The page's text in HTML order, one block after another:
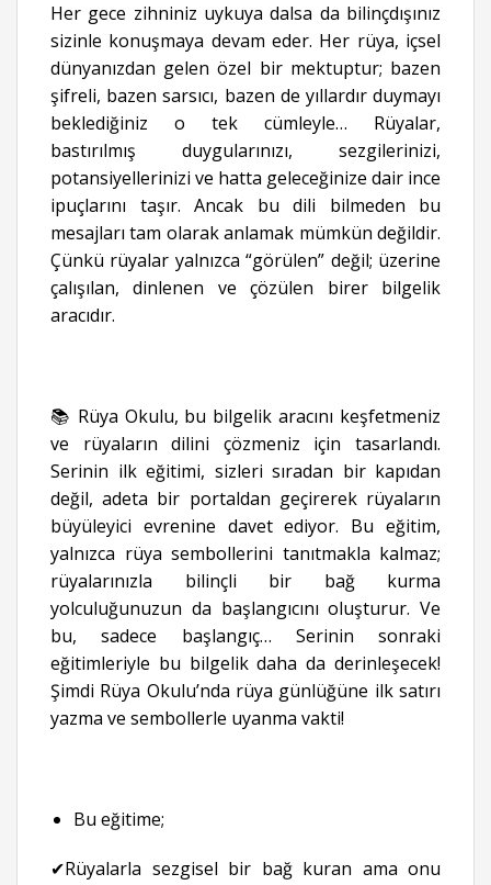
Her gece zihniniz uykuya dalsa da bilinçdışınız
sizinle konuşmaya devam eder. Her rüya, içsel
dünyanızdan gelen özel bir mektuptur; bazen
şifreli, bazen sarsıcı, bazen de yıllardır duymayı
beklediğiniz o tek cümleyle… Rüyalar,
bastırılmış duygularınızı, sezgilerinizi,
potansiyellerinizi ve hatta geleceğinize dair ince
ipuçlarını taşır. Ancak bu dili bilmeden bu
mesajları tam olarak anlamak mümkün değildir.
Çünkü rüyalar yalnızca “görülen” değil; üzerine
çalışılan, dinlenen ve çözülen birer bilgelik
aracıdır.
📚 Rüya Okulu, bu bilgelik aracını keşfetmeniz
ve rüyaların dilini çözmeniz için tasarlandı.
Serinin ilk eğitimi, sizleri sıradan bir kapıdan
değil, adeta bir portaldan geçirerek rüyaların
büyüleyici evrenine davet ediyor. Bu eğitim,
yalnızca rüya sembollerini tanıtmakla kalmaz;
rüyalarınızla bilinçli bir bağ kurma
yolculuğunuzun da başlangıcını oluşturur. Ve
bu, sadece başlangıç… Serinin sonraki
eğitimleriyle bu bilgelik daha da derinleşecek!
Şimdi Rüya Okulu’nda rüya günlüğüne ilk satırı
yazma ve sembollerle uyanma vakti!
Bu eğitime;
✔Rüyalarla sezgisel bir bağ kuran ama onu